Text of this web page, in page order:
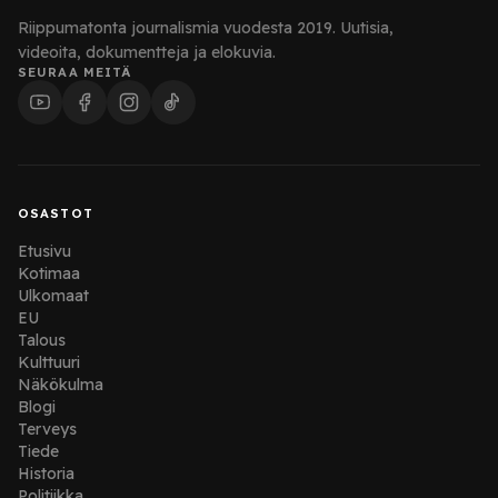
Riippumatonta journalismia vuodesta 2019. Uutisia,
videoita, dokumentteja ja elokuvia.
SEURAA MEITÄ
OSASTOT
Etusivu
Kotimaa
Ulkomaat
EU
Talous
Kulttuuri
Näkökulma
Blogi
Terveys
Tiede
Historia